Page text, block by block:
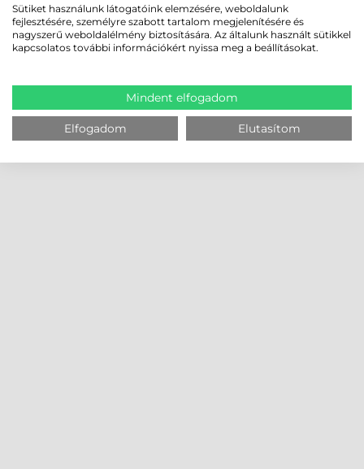
Sütiket használunk látogatóink elemzésére, weboldalunk
fejlesztésére, személyre szabott tartalom megjelenítésére és
nagyszerű weboldalélmény biztosítására. Az általunk használt sütikkel
kapcsolatos további információkért nyissa meg a beállításokat.
Mindent elfogadom
Elfogadom Elutasítom